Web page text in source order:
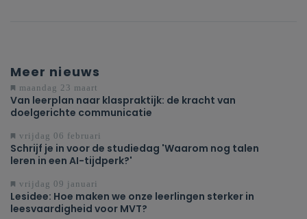
Meer nieuws
maandag 23 maart
Van leerplan naar klaspraktijk: de kracht van
doelgerichte communicatie
vrijdag 06 februari
Schrijf je in voor de studiedag 'Waarom nog talen
leren in een AI-tijdperk?'
vrijdag 09 januari
Lesidee: Hoe maken we onze leerlingen sterker in
leesvaardigheid voor MVT?